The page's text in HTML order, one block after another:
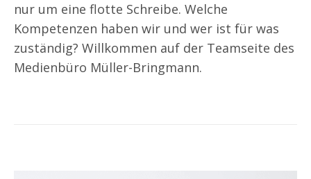
nur um eine flotte Schreibe. Welche
Kompetenzen haben wir und wer ist für was
zuständig? Willkommen auf der Teamseite des
Medienbüro Müller-Bringmann.